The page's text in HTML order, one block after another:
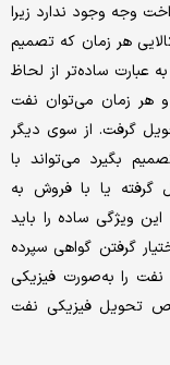
وجه وجود ندارد زیرا
هر زمان که تصمیم
عبارت ساده‌تر از لحاظ
هر زمان می‌توان نفت
گرفت. از سوی دیگر
بگیرد می‌تواند با
گرفته یا با فروش به
این ویژگی ساده را باید
گرفتن گواهی سپرده
نفت را به‌صورت فیزیکی
تحویل فیزیکی نفت